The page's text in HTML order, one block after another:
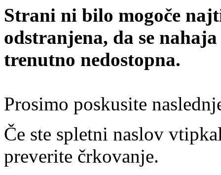
Strani ni bilo mogoče
odstranjena, da se
trenutno nedostopna.
Prosimo poskusite
Če ste spletni naslov
preverite črkovanje.